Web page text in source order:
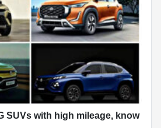
SUVs with high mileage, know